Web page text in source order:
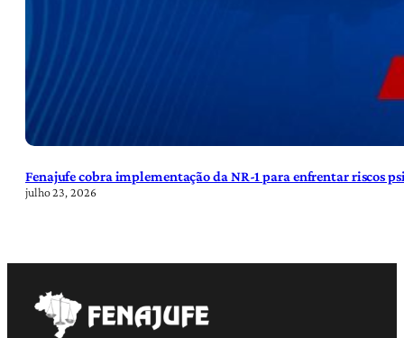
Fenajufe cobra implementação da NR-1 para enfrentar riscos
julho 23, 2026